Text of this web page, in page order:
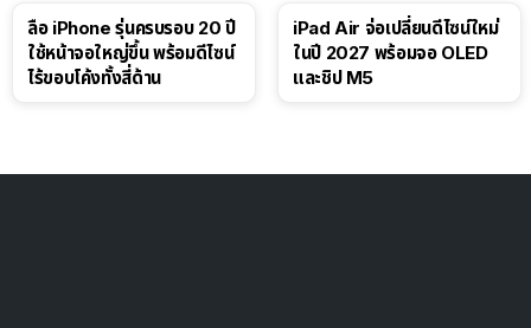
ลือ iPhone รุ่นครบรอบ 20 ปี
ใช้หน้าจอใหญ่ขึ้น พร้อมดีไซน์
ไร้ขอบโค้งทั้งสี่ด้าน
iPad Air จ่อเปลี่ยนดีไซน์ใหม่
ในปี 2027 พร้อมจอ OLED
และชิป M5